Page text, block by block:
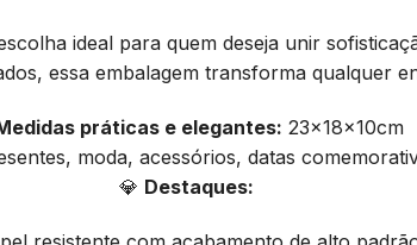
ideal para quem deseja unir
essa embalagem transforma qualquer
práticas e elegantes: 23x18x10cm
moda, acessórios, datas
💎 Destaques: